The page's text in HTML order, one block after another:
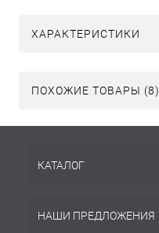
ХАРАКТЕРИСТИКИ
ПОХОЖИЕ ТОВАРЫ (8)
КАТАЛОГ
НАШИ ПРЕДЛОЖЕНИЯ